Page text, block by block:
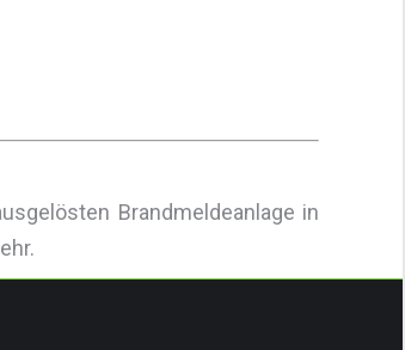
Brandmeldeanlage in